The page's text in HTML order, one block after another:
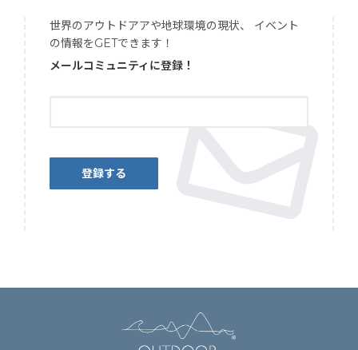
世界のアウトドアアや地球環境の現状、 イベント
の情報をGETできます！
メールコミュニティに登録！